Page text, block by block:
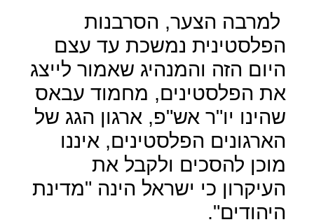
למרבה הצער, הסרבנות
הפלסטינית נמשכת עד עצם
היום הזה והמנהיג שאמור לייצג
את הפלסטינים, מחמוד עבאס
שהינו יו"ר אש"פ, ארגון הגג של
הארגונים הפלסטינים, איננו
מוכן להסכים ולקבל את
העיקרון כי ישראל הינה "מדינת
היהודים".